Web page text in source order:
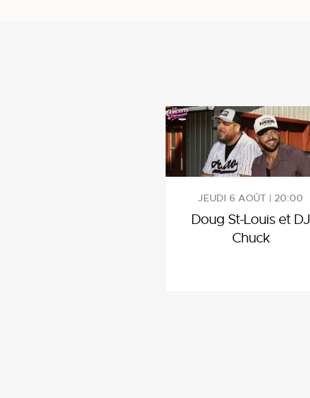
JEUDI 6 AOÛT | 20:00
Doug St-Louis et DJ
Chuck